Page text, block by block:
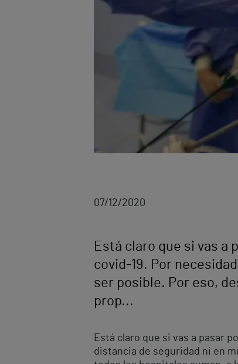
07/12/2020
Está claro que si vas a
covid-19. Por
ser posible. Por eso,
prop...
Está claro que si vas a pasar
distancia de seguridad ni en